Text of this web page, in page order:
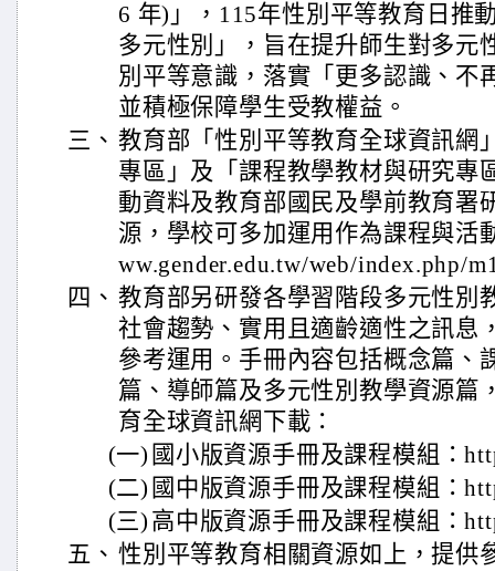
6 年)」，115年性別平等教育日推
多元性別」，旨在提升師生對多元
別平等意識，落實「更多認識、不
並積極保障學生受教權益。
三、 教育部「性別平等教育全球資訊網
專區」及「課程教學教材與研究專
動資料及教育部國民及學前教育署
源，學校可多加運用作為課程與活
ww.gender.edu.tw/web/index.php/
四、 教育部另研發各學習階段多元性別
社會趨勢、實用且適齡適性之訊息
參考運用。手冊內容包括概念篇、
篇、導師篇及多元性別教學資源篇
育全球資訊網下載：
(一) 國小版資源手冊及課程模組：
(二) 國中版資源手冊及課程模組：
(三) 高中版資源手冊及課程模組：
五、 性別平等教育相關資源如上，提供